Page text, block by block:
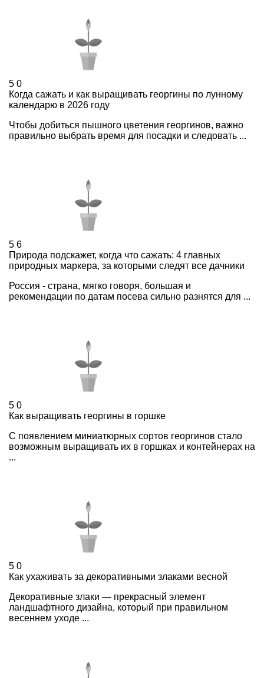
5 0
Когда сажать и как выращивать георгины по лунному
календарю в 2026 году
Чтобы добиться пышного цветения георгинов, важно
правильно выбрать время для посадки и следовать ...
5 6
Природа подскажет, когда что сажать: 4 главных
природных маркера, за которыми следят все дачники
Россия - страна, мягко говоря, большая и
рекомендации по датам посева сильно разнятся для ...
5 0
Как выращивать георгины в горшке
С появлением миниатюрных сортов георгинов стало
возможным выращивать их в горшках и контейнерах на
...
5 0
Как ухаживать за декоративными злаками весной
Декоративные злаки — прекрасный элемент
ландшафтного дизайна, который при правильном
весеннем уходе ...